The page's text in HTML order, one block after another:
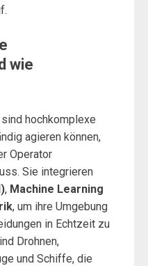
wie
hochkomplexe
agieren können,
Operator
Sie integrieren
, Machine Learning
, um ihre Umgebung
in Echtzeit zu
Drohnen,
und Schiffe, die